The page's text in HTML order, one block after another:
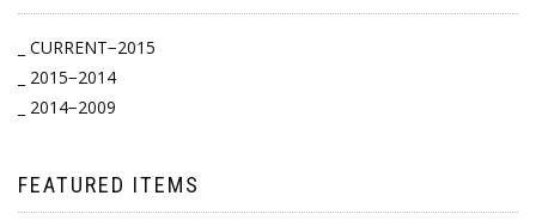
_ CURRENT−2015
_ 2015−2014
_ 2014−2009
FEATURED ITEMS